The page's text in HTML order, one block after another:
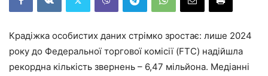
Крадіжка особистих даних стрімко зростає: лише 2024
року до Федеральної торгової комісії (FTC) надійшла
рекордна кількість звернень – 6,47 мільйона. Медіанні